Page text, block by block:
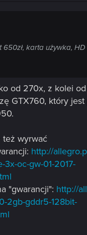
650zł, karta używka,
od 270x, z kolei
GTX760, który
też wyrwać
http://
oc-gw-01-2017-
"gwarancji": http://
2gb-gddr5-128bit-